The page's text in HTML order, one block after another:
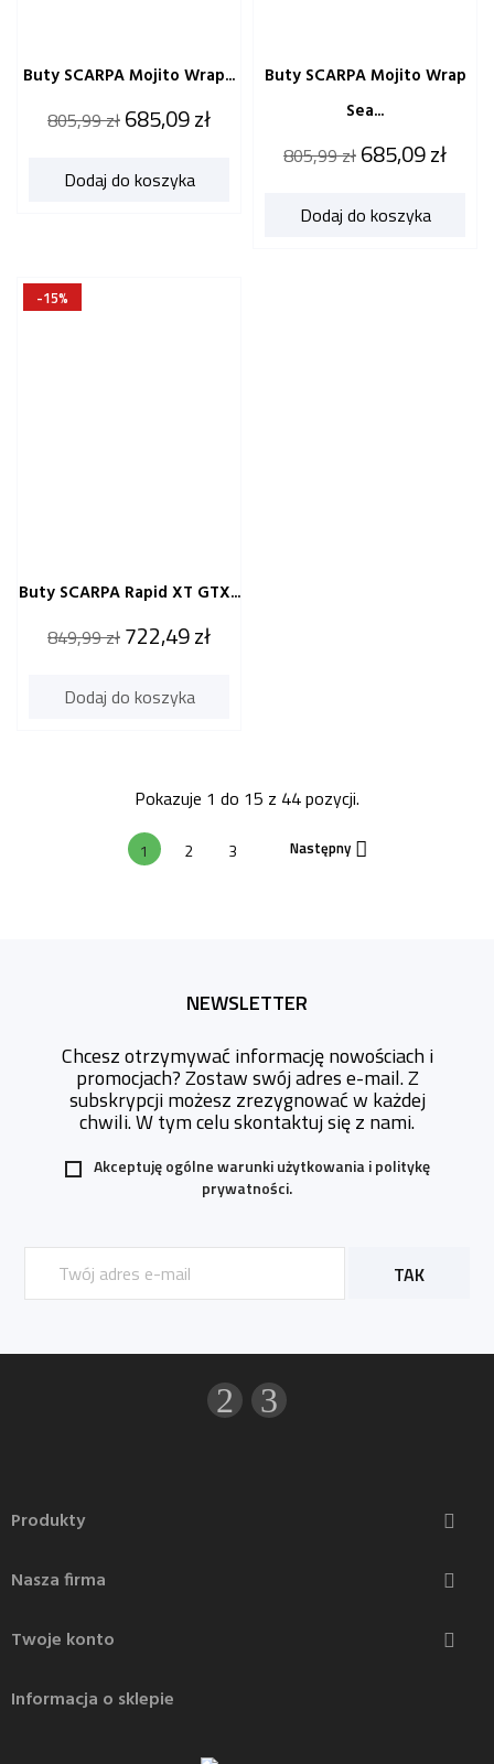
Buty SCARPA Mojito Wrap...
Cena
805,99 zł Cena
685,09 zł
Dodaj do koszyka
Buty SCARPA Mojito Wrap
Sea...
Cena
805,99 zł Cena
685,09 zł
Dodaj do koszyka
Buty SCARPA Rapid XT GTX...
Cena
849,99 zł Cena
722,49 zł
Dodaj do koszyka
-15%
Pokazuje 1 do 15 z 44 pozycji.
1 2 3 Następny 
NEWSLETTER
Chcesz otrzymywać informację nowościach i
promocjach? Zostaw swój adres e-mail. Z
subskrypcji możesz zrezygnować w każdej
chwili. W tym celu skontaktuj się z nami.
Akceptuję ogólne warunki użytkowania ipolitykę
prywatności.
Produkty 
Nasza firma 
Twoje konto 
Informacja o sklepie